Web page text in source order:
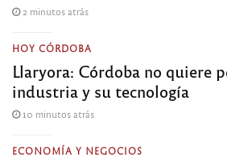
2 minutos atrás
HOY CÓRDOBA
Llaryora: Córdoba no quiere
industria y su tecnología
10 minutos atrás
ECONOMÍA Y NEGOCIOS